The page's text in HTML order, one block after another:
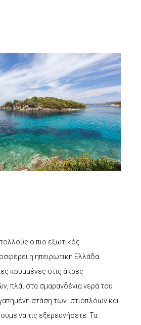
ο πιο εξωτικός
η ηπειρωτική Ελλάδα.
κρυμμένες στις άκρες
πλάι στα σμαραγδένια νερά του
στάση των ιστιοπλόων και
να τις εξερευνήσετε. Τα